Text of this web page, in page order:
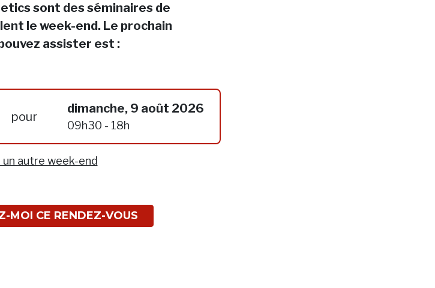
sont des séminaires de
le week-end. Le prochain
assister est :
pour
dimanche, 9 août 2026
09h30 - 18h
un autre week-end
MOI CE RENDEZ-VOUS